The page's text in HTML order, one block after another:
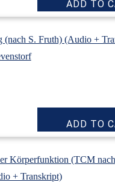
(nach S. Fruth) (Audio +
Körperfunktion (TCM
+ Transkript)